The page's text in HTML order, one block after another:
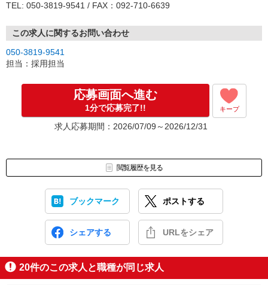
TEL: 050-3819-9541 / FAX：092-710-6639
この求人に関するお問い合わせ
050-3819-9541
担当：採用担当
応募画面へ進む
1分で応募完了!! キープ
求人応募期間：2026/07/09～2026/12/31
閲覧履歴を見る
ブックマーク ポストする
シェアする URLをシェア
20件のこの求人と職種が同じ求人